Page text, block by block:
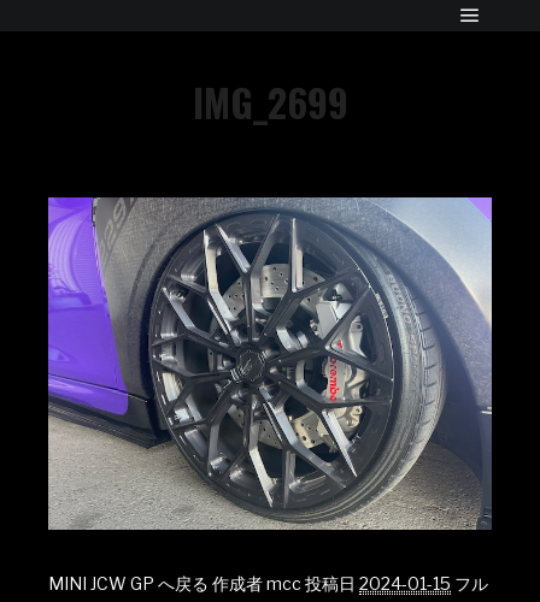
IMG_2699
MINI JCW GP へ戻る 作成者mcc投稿日 2024-01-15 フル